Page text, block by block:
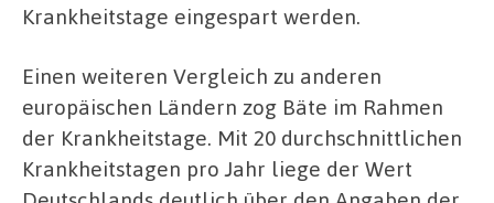
Krankheitstage eingespart werden.
Einen weiteren Vergleich zu anderen
europäischen Ländern zog Bäte im Rahmen
der Krankheitstage. Mit 20 durchschnittlichen
Krankheitstagen pro Jahr liege der Wert